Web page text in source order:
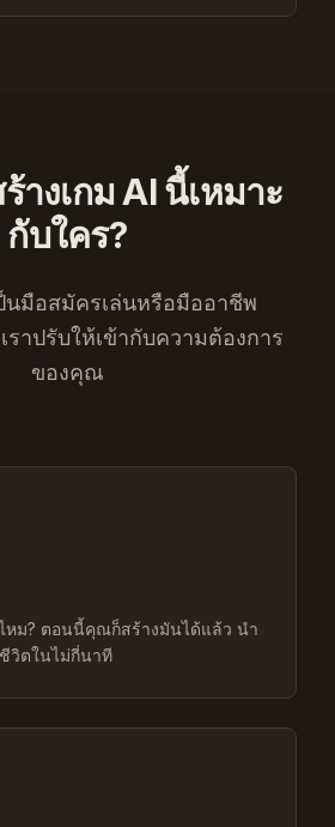
างเกม AI นี้เหมาะ
กับใคร?
นมือสมัครเล่นหรือมืออาชีพ
าปรับให้เข้ากับความต้องการ
ของคุณ
หม? ตอนนี้คุณก็สร้างมันได้แล้ว นำ
วิตในไม่กี่นาที